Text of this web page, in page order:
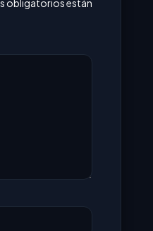
obligatorios están